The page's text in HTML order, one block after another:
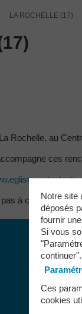
LA ROCHELLE (17)
Rochelle, au
ces
pas à contacter
Notre site
déposés
fournir
Si vous
continuer".
Ces
cookies